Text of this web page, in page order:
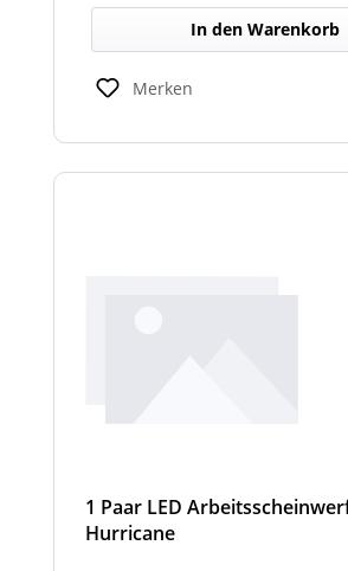
In den Warenkorb
Merken
1 Paar LED
Hurricane